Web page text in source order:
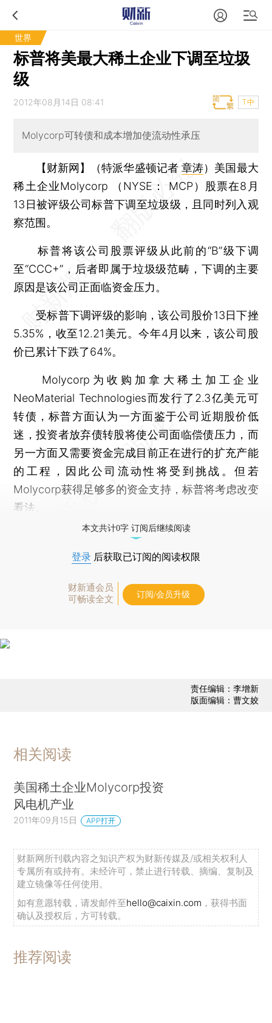
世界
标普将美最大稀土企业下调至垃圾
级
2012年08月14日 08:41 T中
Molycorp可转债和成本增加使流动性承压
【财新网】（特派华盛顿记者章涛） 美国最大
稀土企业Molycorp （NYSE： MCP）股票在8月
13日被评级公司标普下调至垃圾级，且同时列入观
察范围。
标普将该公司股票评级从此前的“B”级下调
至“CCC+”，后者即属于垃圾级范畴，下调的主要
原因是该公司正面临资金压力。
受标普下调评级的影响，该公司股价13日下挫
5.35%，收至12.21美元。今年4月以来，该公司股
价已累计下跌了64%。
Molycorp为收购加拿大稀土加工企业
NeoMaterial Technologies而发行了2.3亿美元可
转债，标普方面认为一方面鉴于公司近期股价低
迷，投资者放弃债转股将使公司面临偿债压力，而
另一方面又需要资金完成目前正在进行的扩充产能
的工程，因此公司流动性将受到挑战。但若
Molycorp获得足够多的资金支持，标普将考虑改变
看法。
本文共计0字 订阅后继续阅读
登录 后获取已订阅的阅读权限
财新通会员
可畅读全文
订阅/会员升级
责任编辑：李增新
版面编辑：曹文姣
相关阅读
美国稀土企业Molycorp投资
风电机产业
2011年09月15日 APP打开
财新网所刊载内容之知识产权为财新传媒及/或相关权利人
专属所有或持有。未经许可，禁止进行转载、摘编、复制及
建立镜像等任何使用。
如有意愿转载，请发邮件至hello@caixin.com ，获得书面
确认及授权后，方可转载。
推荐阅读